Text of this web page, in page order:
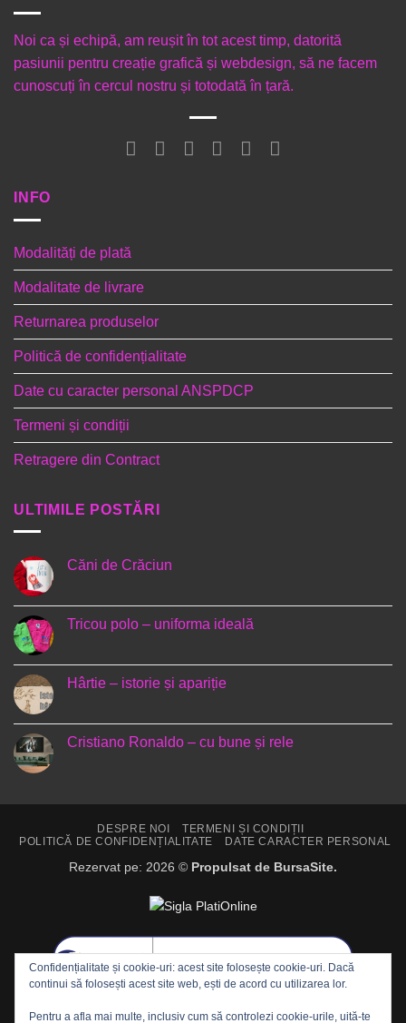
Noi ca și echipă, am reușit în tot acest timp, datorită
pasiunii pentru creație grafică și webdesign, să ne facem
cunoscuți în cercul nostru și totodată în țară.
INFO
Modalități de plată
Modalitate de livrare
Returnarea produselor
Politică de confidențialitate
Date cu caracter personal ANSPDCP
Termeni și condiții
Retragere din Contract
ULTIMILE POSTĂRI
Căni de Crăciun
la
Căni
de
Tricou polo – uniforma ideală
la
Tricou
polo
ideală
Hârtie – istorie și apariție
la
Hârtie
–
Cristiano Ronaldo – cu bune și rele
Ronaldo
bune
rele
DESPRE NOI
TERMENI ȘI CONDIȚII
POLITICĂ DE CONFIDENȚIALITATE
DATE CARACTER PERSONAL
Rezervat pe: 2026 © Propulsat de BursaSite.
Confidențialitate și cookie-uri: acest site folosește cookie-uri. Dacă
continui să folosești acest site web, ești de acord cu utilizarea lor.
Pentru a afla mai multe, inclusiv cum să controlezi cookie-urile, uită-te